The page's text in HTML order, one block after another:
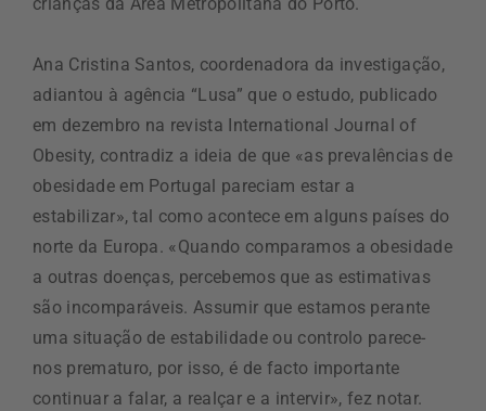
crianças da Área Metropolitana do Porto.
Ana Cristina Santos, coordenadora da investigação,
adiantou à agência “Lusa” que o estudo, publicado
em dezembro na revista International Journal of
Obesity, contradiz a ideia de que «as prevalências de
obesidade em Portugal pareciam estar a
estabilizar», tal como acontece em alguns países do
norte da Europa. «Quando comparamos a obesidade
a outras doenças, percebemos que as estimativas
são incomparáveis. Assumir que estamos perante
uma situação de estabilidade ou controlo parece-
nos prematuro, por isso, é de facto importante
continuar a falar, a realçar e a intervir», fez notar.